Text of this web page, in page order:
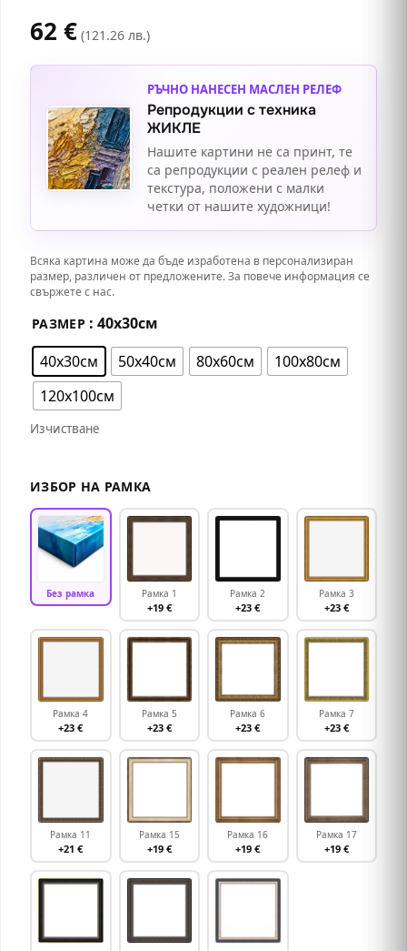
62 € (121.26 лв.)
РЪЧНО НАНЕСЕН МАСЛЕН РЕЛЕФ
Репродукции с техника
ЖИКЛЕ
Нашите картини не са принт, те
са репродукции с реален релеф и
текстура, положени с малки
четки от нашите художници!
Всяка картина може да бъде изработена в персонализиран
размер, различен от предложените. За повече информация се
свържете с нас.
РАЗМЕР : 40х30см
40х30см
50х40см 80х60см
100х80см
120х100см
Изчистване
ИЗБОР НА РАМКА
Без рамка Рамка 1
+19 €
Рамка 2
+23 €
Рамка 3
+23 €
Рамка 4
+23 €
Рамка 5
+23 €
Рамка 6
+23 €
Рамка 7
+23 €
Рамка 11
+21 €
Рамка 15
+19 €
Рамка 16
+19 €
Рамка 17
+19 €